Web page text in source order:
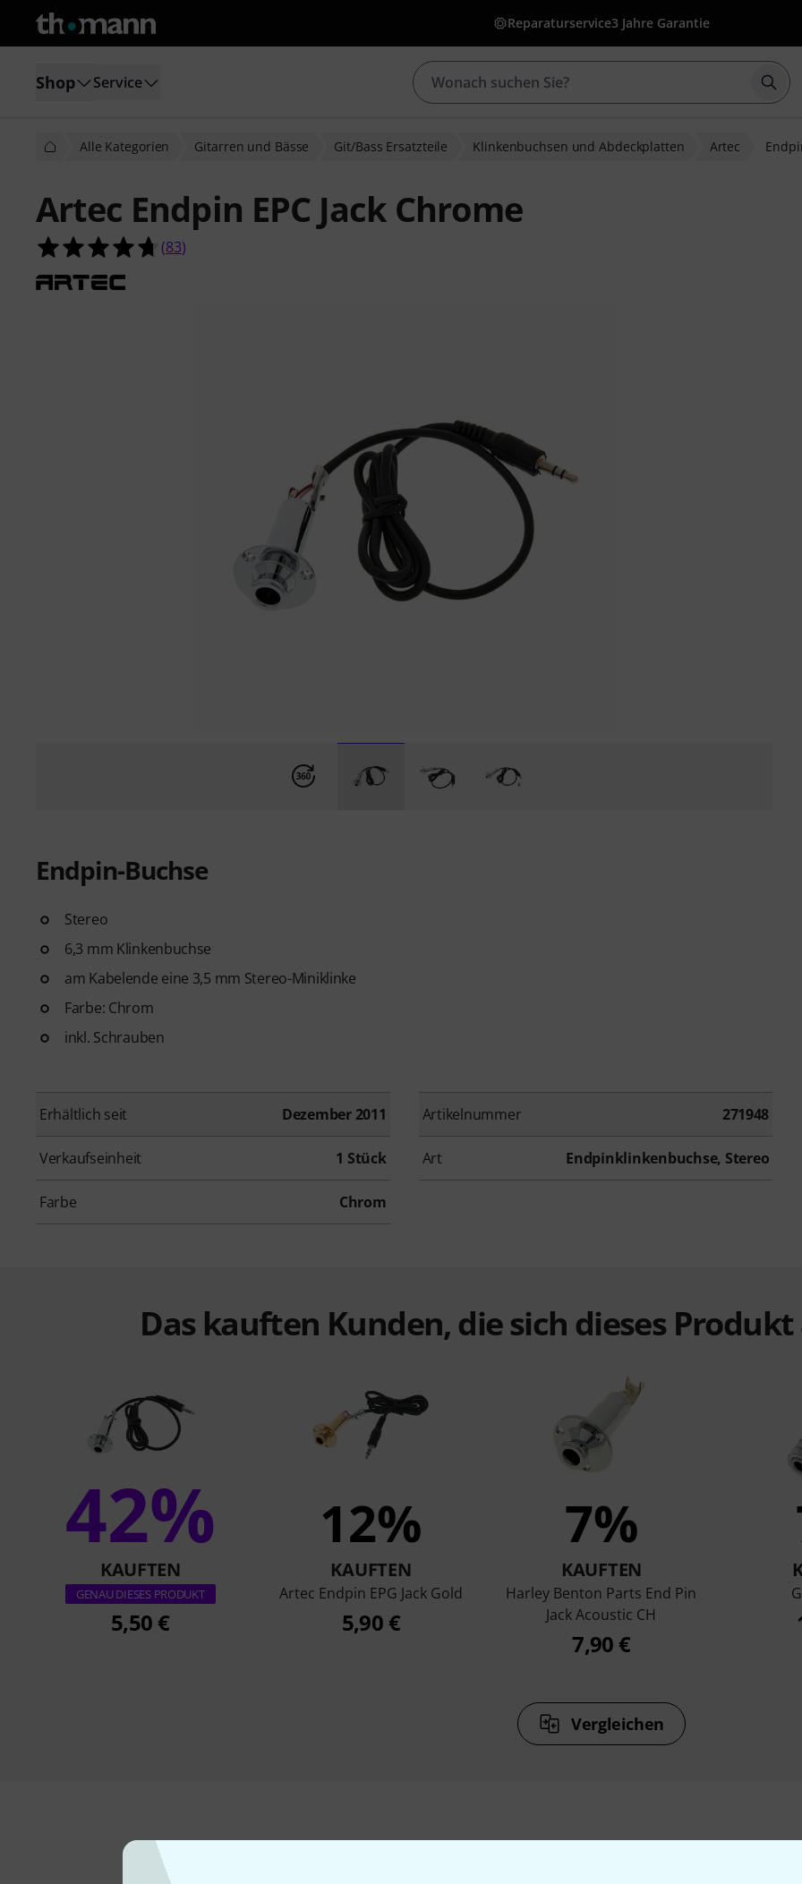
Reparaturservice3 Jahre Garantie
Shop Service
Alle Kategorien Gitarren und Bässe Git/Bass Ersatzteile Klinkenbuchsen und Abdeckplatten Artec
Artec Endpin EPC Jack Chrome
4.7 von 5 Sternen aus 83 Kundenbewertungen
(83)
Endpin-Buchse
Stereo
6,3 mm Klinkenbuchse
am Kabelende eine 3,5 mm Stereo-Miniklinke
Farbe: Chrom
inkl. Schrauben
Erhältlich seit Dezember 2011 Artikelnummer 271948
Verkaufseinheit 1 Stück Art Endpinklinkenbuchse, Stereo
Farbe Chrom
Das kauften Kunden, die sich dieses
42%
KAUFTEN
GENAU DIESES PRODUKT
5,50 €
12%
KAUFTEN
Artec Endpin EPG Jack Gold
5,90 €
7%
KAUFTEN
Harley Benton Parts End Pin
Jack Acoustic CH
7,90 €
Vergleichen